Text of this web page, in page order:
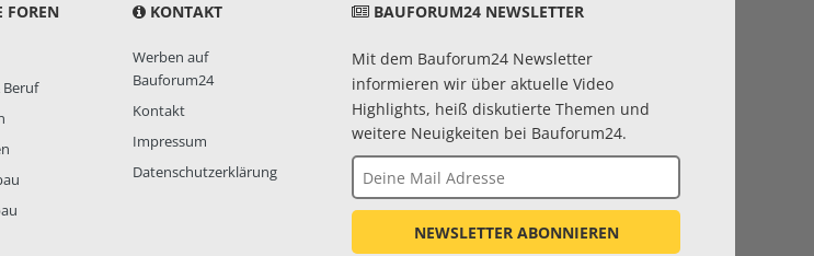
FOREN KONTAKT
Werben auf
Bauforum24
Kontakt
Impressum
Datenschutzerklärung
BAUFORUM24 NEWSLETTER
Mit dem Bauforum24 Newsletter
informieren wir über aktuelle Video
Highlights, heiß diskutierte Themen und
weitere Neuigkeiten bei Bauforum24.
NEWSLETTER ABONNIEREN